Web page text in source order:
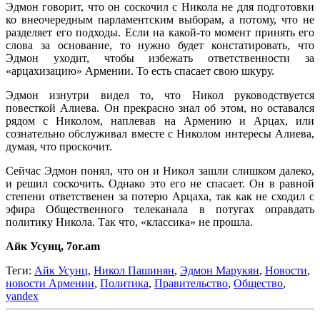
Эдмон говорит, что он соскочил с Никола не для подготовки
ко внеочередным парламентским выборам, а потому, что не
разделяет его подходы. Если на какой-то момент принять его
слова за основание, то нужно будет констатировать, что
Эдмон уходит, чтобы избежать ответственности за
«арцахизацию» Армении. То есть спасает свою шкуру.
Эдмон изнутри видел то, что Никол руководствуется
повесткой Алиева. Он прекрасно знал об этом, но оставался
рядом с Николом, наплевав на Армению и Арцах, или
сознательно обслуживал вместе с Николом интересы Алиева,
думая, что проскочит.
Сейчас Эдмон понял, что он и Никол зашли слишком далеко,
и решил соскочить. Однако это его не спасает. Он в равной
степени ответственен за потерю Арцаха, так как не сходил с
эфира Общественного телеканала в потугах оправдать
политику Никола. Так что, «классика» не прошла.
Айк Усунц, 7or.am
Теги: Айк Усунц, Никол Пашинян, Эдмон Марукян, Новости,
новости Армении, Политика, Правительство, Общество,
yandex